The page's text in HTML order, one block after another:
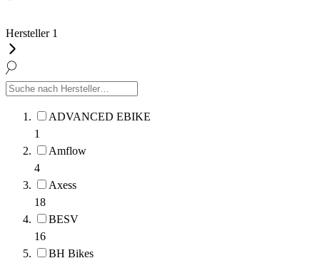
Hersteller 1
ADVANCED EBIKE
1
Amflow
4
Axess
18
BESV
16
BH Bikes